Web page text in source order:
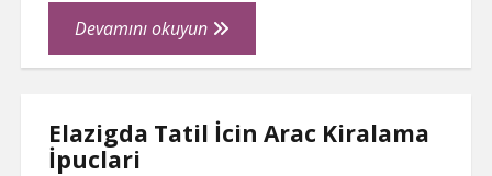
Devamını okuyunMukemmeliyetcilik
Psikolojiyi
Elazigda Tatil İcin Arac Kiralama
İpuclari